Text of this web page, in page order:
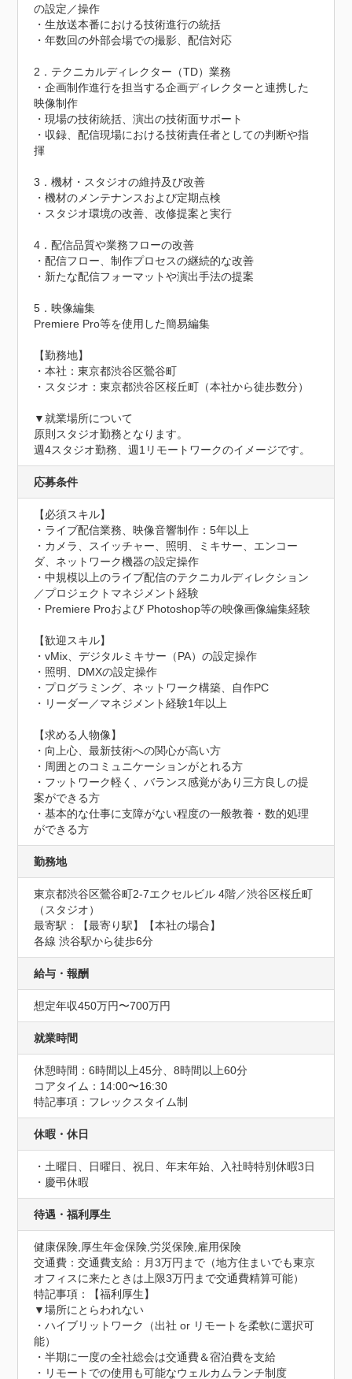
の設定／操作
・生放送本番における技術進行の統括
・年数回の外部会場での撮影、配信対応
2．テクニカルディレクター（TD）業務
・企画制作進行を担当する企画ディレクターと連携した
映像制作
・現場の技術統括、演出の技術面サポート
・収録、配信現場における技術責任者としての判断や指
揮
3．機材・スタジオの維持及び改善
・機材のメンテナンスおよび定期点検
・スタジオ環境の改善、改修提案と実行
4．配信品質や業務フローの改善
・配信フロー、制作プロセスの継続的な改善
・新たな配信フォーマットや演出手法の提案
5．映像編集
Premiere Pro等を使用した簡易編集
【勤務地】
・本社：東京都渋谷区鶯谷町
・スタジオ：東京都渋谷区桜丘町（本社から徒歩数分）
▼就業場所について
原則スタジオ勤務となります。
週4スタジオ勤務、週1リモートワークのイメージです。
応募条件
【必須スキル】
・ライブ配信業務、映像音響制作：5年以上
・カメラ、スイッチャー、照明、ミキサー、エンコー
ダ、ネットワーク機器の設定操作
・中規模以上のライブ配信のテクニカルディレクション
／プロジェクトマネジメント経験
・Premiere Proおよび Photoshop等の映像画像編集経験
【歓迎スキル】
・vMix、デジタルミキサー（PA）の設定操作
・照明、DMXの設定操作
・プログラミング、ネットワーク構築、自作PC
・リーダー／マネジメント経験1年以上
【求める人物像】
・向上心、最新技術への関心が高い方
・周囲とのコミュニケーションがとれる方
・フットワーク軽く、バランス感覚があり三方良しの提
案ができる方
・基本的な仕事に支障がない程度の一般教養・数的処理
ができる方
勤務地
東京都渋谷区鶯谷町2-7エクセルビル 4階／渋谷区桜丘町
（スタジオ）
最寄駅：【最寄り駅】【本社の場合】
各線 渋谷駅から徒歩6分
給与・報酬
想定年収450万円〜700万円
就業時間
休憩時間：6時間以上45分、8時間以上60分
コアタイム：14:00〜16:30
特記事項：フレックスタイム制
休暇・休日
・土曜日、日曜日、祝日、年末年始、入社時特別休暇3日
・慶弔休暇
待遇・福利厚生
健康保険,厚生年金保険,労災保険,雇用保険
交通費：交通費支給：月3万円まで（地方住まいでも東京
オフィスに来たときは上限3万円まで交通費精算可能）
特記事項：【福利厚生】
▼場所にとらわれない
・ハイブリットワーク（出社 or リモートを柔軟に選択可
能）
・半期に一度の全社総会は交通費＆宿泊費を支給
・リモートでの使用も可能なウェルカムランチ制度